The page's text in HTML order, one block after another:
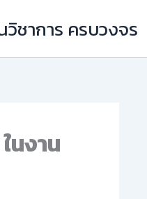
ชาการ ครบวงจร
นงาน